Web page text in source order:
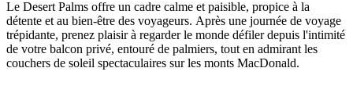
Le Desert Palms offre un cadre calme et paisible, propice à la
détente et au bien-être des voyageurs. Après une journée de voyage
trépidante, prenez plaisir à regarder le monde défiler depuis l'intimité
de votre balcon privé, entouré de palmiers, tout en admirant les
couchers de soleil spectaculaires sur les monts MacDonald.